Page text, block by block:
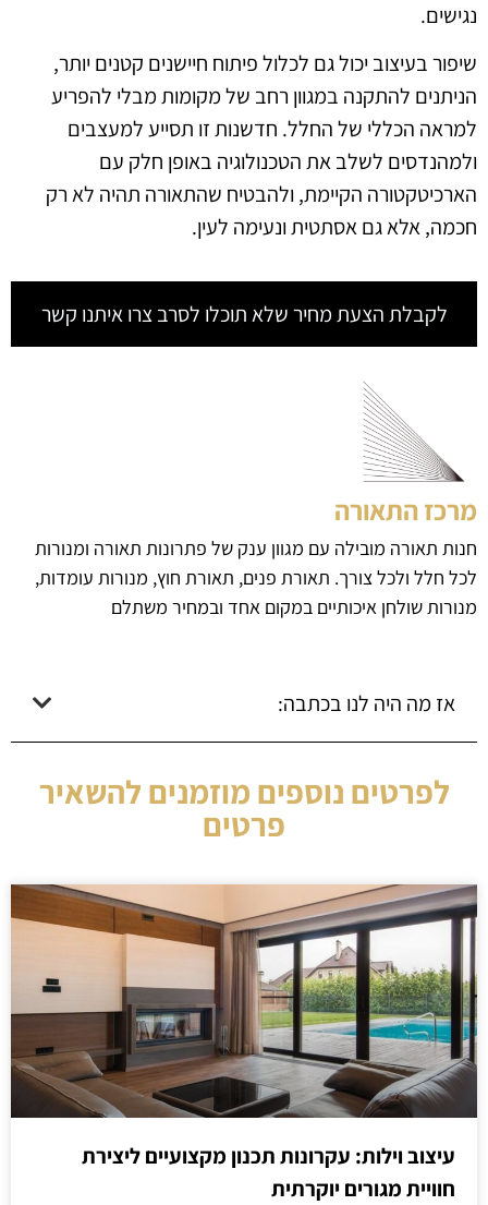
נגישים.
שיפור בעיצוב יכול גם לכלול פיתוח חיישנים קטנים יותר,
הניתנים להתקנה במגוון רחב של מקומות מבלי להפריע
למראה הכללי של החלל. חדשנות זו תסייע למעצבים
ולמהנדסים לשלב את הטכנולוגיה באופן חלק עם
הארכיטקטורה הקיימת, ולהבטיח שהתאורה תהיה לא רק
חכמה, אלא גם אסתטית ונעימה לעין.
לקבלת הצעת מחיר שלא תוכלו לסרב צרו איתנו קשר
מרכז התאורה
חנות תאורה מובילה עם מגוון ענק של פתרונות תאורה ומנורות
לכל חלל ולכל צורך. תאורת פנים, תאורת חוץ, מנורות עומדות,
מנורות שולחן איכותיים במקום אחד ובמחיר משתלם
אז מה היה לנו בכתבה:
לפרטים נוספים מוזמנים להשאיר
פרטים
עיצוב וילות: עקרונות תכנון מקצועיים ליצירת
חוויית מגורים יוקרתית